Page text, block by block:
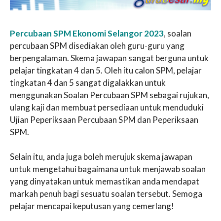
Percubaan SPM Ekonomi Selangor 2023, soalan
percubaan SPM disediakan oleh guru-guru yang
berpengalaman. Skema jawapan sangat berguna untuk
pelajar tingkatan 4 dan 5. Oleh itu calon SPM, pelajar
tingkatan 4 dan 5 sangat digalakkan untuk
menggunakan Soalan Percubaan SPM sebagai rujukan,
ulang kaji dan membuat persediaan untuk menduduki
Ujian Peperiksaan Percubaan SPM dan Peperiksaan
SPM.
Selain itu, anda juga boleh merujuk skema jawapan
untuk mengetahui bagaimana untuk menjawab soalan
yang dinyatakan untuk memastikan anda mendapat
markah penuh bagi sesuatu soalan tersebut. Semoga
pelajar mencapai keputusan yang cemerlang!